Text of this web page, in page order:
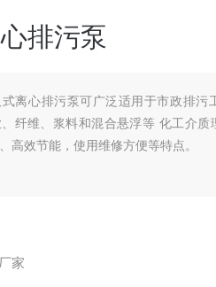
排污泵
式离心排污泵可广泛适用于市政排
纤维、浆料和混合悬浮等 化工介
高效节能，使用维修方便等特点。
家